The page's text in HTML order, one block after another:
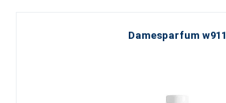
Damesparfum w911